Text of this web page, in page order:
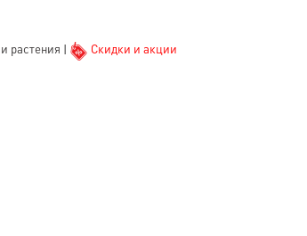
растения | Скидки и акции